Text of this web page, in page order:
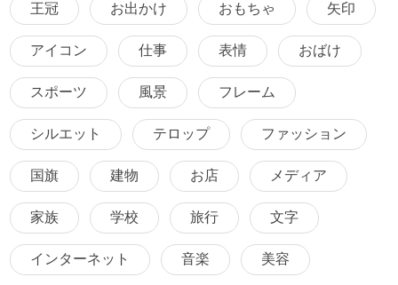
王冠 お出かけ おもちゃ 矢印
アイコン 仕事 表情 おばけ
スポーツ 風景 フレーム
シルエット テロップ ファッション
国旗 建物 お店 メディア
家族 学校 旅行 文字
インターネット 音楽 美容